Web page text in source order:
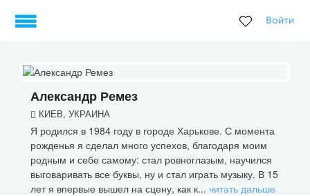
Войти
Александр Ремез
КИЕВ, УКРАИНА
Я родился в 1984 году в городе Харькове. С момента
рожденья я сделал много успехов, благодаря моим
родным и себе самому: стал ровноглазым, научился
выговаривать все буквы, ну и стал играть музыку. В 15
лет я впервые вышел на сцену, как к... читать дальше